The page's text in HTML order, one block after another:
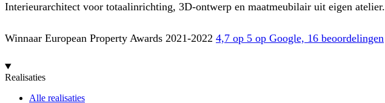
Interieurarchitect voor totaalinrichting, 3D-ontwerp en maatmeubilair uit eigen atelier.
Winnaar European Property Awards 2021-2022 4,7 op 5 op Google, 16 beoordelingen
Realisaties
Alle realisaties